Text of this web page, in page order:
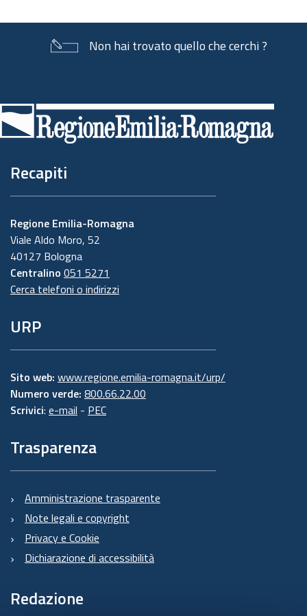
Non hai trovato quello che cerchi ?
di
pagina
Recapiti
Regione Emilia-Romagna
Viale Aldo Moro, 52
40127 Bologna
Centralino 051 5271
Cerca telefoni o indirizzi
URP
Sito web: www.regione.emilia-romagna.it/urp/
Numero verde: 800.66.22.00
Scrivici: e-mail - PEC
Trasparenza
Amministrazione trasparente
Note legali e copyright
Privacy e Cookie
Dichiarazione di accessibilità
Redazione